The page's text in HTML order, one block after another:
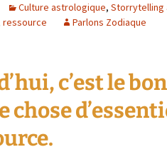
Culture astrologique, Storrytelling
ressource Parlons Zodiaque
c’est le
chose
.